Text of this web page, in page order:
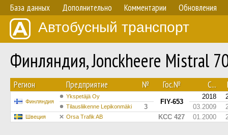
База данных Дополнительно Комментарии Обновления
Автобусный транспорт
Финляндия, Jonckheere Mistral
Регион Предприятие № Гос.№ С...
Финляндия
Ykspetäjä Oy
FIY-653
2018
Tilausliikenne Lepikonmäki 3 03.2009
Швеция Orsa Trafik AB KCC 427 01.2000